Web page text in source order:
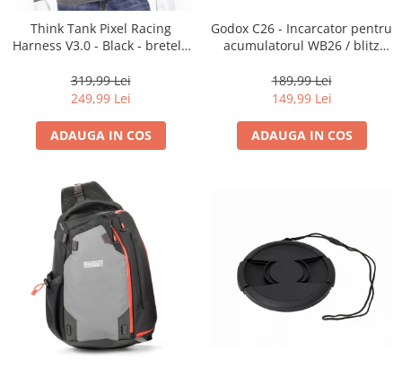
Think Tank Pixel Racing
Harness V3.0 - Black - bretele
319,99 Lei
249,99 Lei
ADAUGA IN COS
Godox C26 - Incarcator pentru
acumulatorul WB26 / blitz
189,99 Lei
149,99 Lei
ADAUGA IN COS